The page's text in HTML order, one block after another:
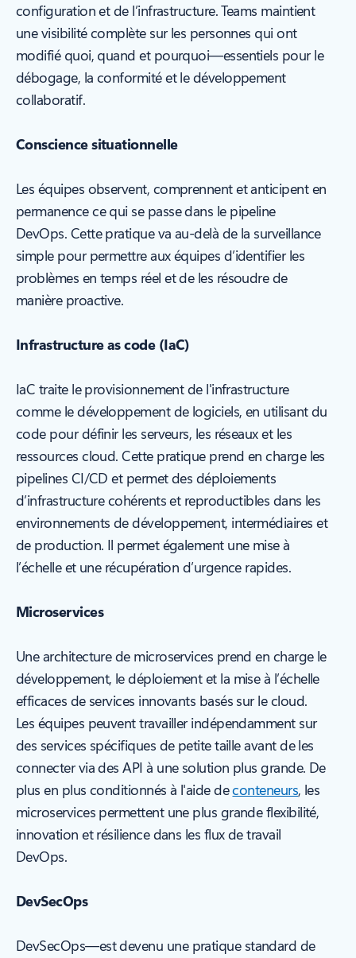
configuration et de l’infrastructure. Teams maintient
une visibilité complète sur les personnes qui ont
modifié quoi, quand et pourquoi—essentiels pour le
débogage, la conformité et le développement
collaboratif.
Conscience situationnelle
Les équipes observent, comprennent et anticipent en
permanence ce qui se passe dans le pipeline
DevOps. Cette pratique va au-delà de la surveillance
simple pour permettre aux équipes d’identifier les
problèmes en temps réel et de les résoudre de
manière proactive.
Infrastructure as code (IaC)
IaC traite le provisionnement de l'infrastructure
comme le développement de logiciels, en utilisant du
code pour définir les serveurs, les réseaux et les
ressources cloud. Cette pratique prend en charge les
pipelines CI/CD et permet des déploiements
d’infrastructure cohérents et reproductibles dans les
environnements de développement, intermédiaires et
de production. Il permet également une mise à
l’échelle et une récupération d’urgence rapides.
Microservices
Une architecture de microservices prend en charge le
développement, le déploiement et la mise à l’échelle
efficaces de services innovants basés sur le cloud.
Les équipes peuvent travailler indépendamment sur
des services spécifiques de petite taille avant de les
connecter via des API à une solution plus grande. De
plus en plus conditionnés à l'aide deconteneurs, les
microservices permettent une plus grande flexibilité,
innovation et résilience dans les flux de travail
DevOps.
DevSecOps
DevSecOps—est devenu une pratique standard de